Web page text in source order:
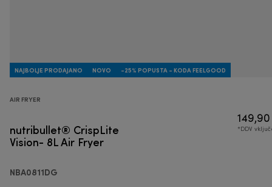
NAJBOLJE PRODAJANO NOVO -25% POPUSTA - KODA FEELGOOD
AIR FRYER
nutribullet® CrispLite
Vision- 8L Air Fryer
NBA0811DG
*DDV